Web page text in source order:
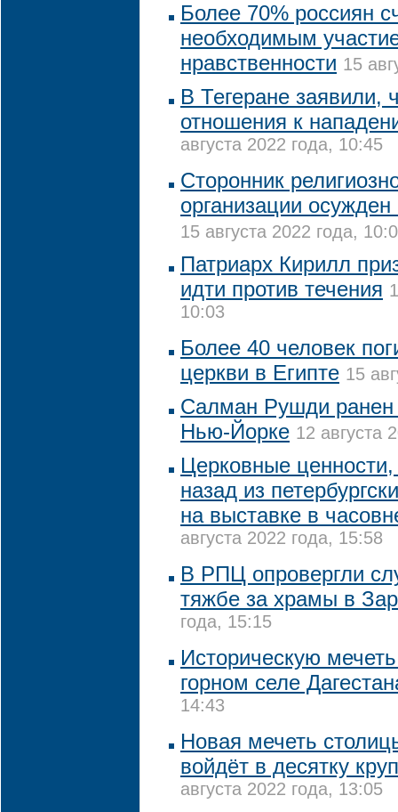
Более 70% россиян
необходимым
нравственности 15
В Тегеране заявили,
отношения к
августа 2022 года, 10:45
Сторонник
организации
15 августа 2022 года,
Патриарх Кирилл
идти против течения
10:03
Более 40 человек
церкви в Египте 15
Салман Рушди ранен
Нью-Йорке 12 августа
Церковные
назад из
на выставке в
августа 2022 года, 15:58
В РПЦ опровергли
тяжбе за храмы в
года, 15:15
Историческую
горном селе
14:43
Новая мечеть
войдёт в десятку
августа 2022 года, 13:05